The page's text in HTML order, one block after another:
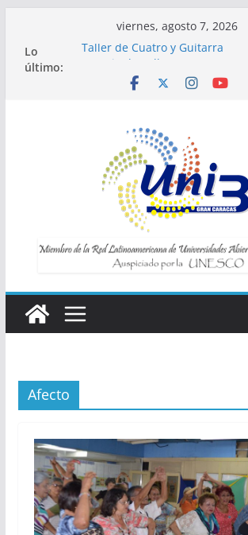
contenido
viernes, agosto 7, 2026
Lo
último:
Taller de Cuatro y Guitarra
Inscripciones para Talleres UNI3
bienestar
Afecto